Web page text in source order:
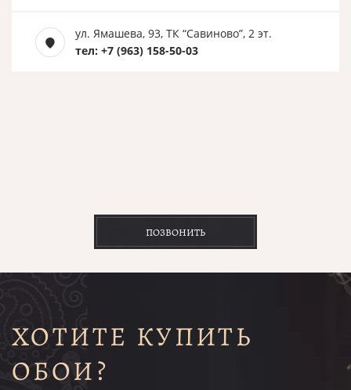
ул. Ямашева, 93, ТК “Савиново”, 2 эт.
тел: +7 (963) 158-50-03
ПОЗВОНИТЬ
ХОТИТЕ КУПИТЬ
ОБОИ?